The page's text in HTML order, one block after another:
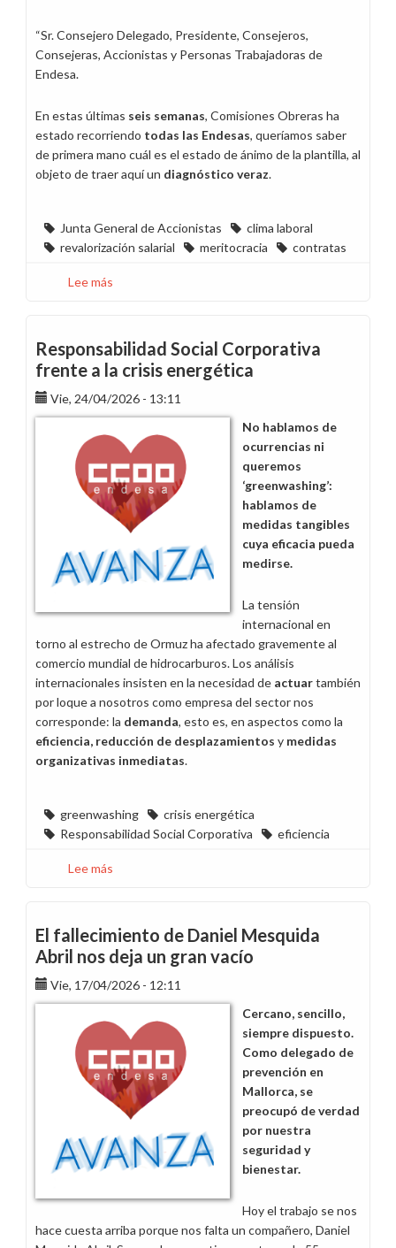
“Sr. Consejero Delegado, Presidente, Consejeros,
Consejeras, Accionistas y Personas Trabajadoras de
Endesa.
En estas últimas seis semanas, Comisiones Obreras ha
estado recorriendo todas las Endesas, queríamos saber
de primera mano cuál es el estado de ánimo de la plantilla, al
objeto de traer aquí un diagnóstico veraz.
Junta General de Accionistas
clima laboral
revalorización salarial
meritocracia contratas
Lee más
CCOO
Endesa
en
la
Junta
General
Accionistas
2026
Responsabilidad Social Corporativa
frente a la crisis energética
Vie, 24/04/2026 - 13:11
No hablamos de
ocurrencias ni
queremos
‘greenwashing’:
hablamos de
medidas tangibles
cuya eficacia pueda
medirse.
La tensión
internacional en
torno al estrecho de Ormuz ha afectado gravemente al
comercio mundial de hidrocarburos. Los análisis
internacionales insisten en la necesidad de actuartambién
por loque a nosotros como empresa del sector nos
corresponde: la demanda, esto es, en aspectos como la
eficiencia, reducción de desplazamientos y medidas
organizativas inmediatas.
greenwashing
crisis energética
Responsabilidad Social Corporativa
eficiencia
Lee más
Corporativa
frente
a
la
crisis
energética
El fallecimiento de Daniel Mesquida
Abril nos deja un gran vacío
Vie, 17/04/2026 - 12:11
Cercano, sencillo,
siempre dispuesto.
Como delegado de
prevención en
Mallorca, se
preocupó de verdad
por nuestra
seguridad y
bienestar.
Hoy el trabajo se nos
hace cuesta arriba porque nos falta un compañero, Daniel